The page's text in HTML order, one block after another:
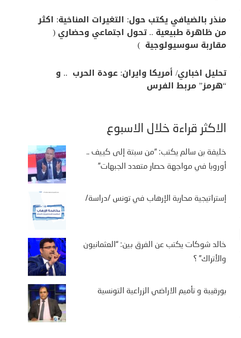
منذر بالضيافي يكتب حول: التغيرات المناخية: اكثر
من ظاهرة طبيعية .. تحول اجتماعي وحضاري (
مقاربة سوسيولوجية )
تحليل اخباري/ أمريكا وايران: عودة الحرب .. و
“هرمز” مربط الفرس
الأكثر قراءة خلال الأسبوع
خليفة بن سالم يكتب: “من سبتة إلى كييف ..
أوروبا في مواجهة حصار متعدد الجبهات”
إستراتيجية محاربة الإرهاب في تونس /دراسة/
خالد شوكات يكتب عن الفرق بين: “العثمانيون
والأتراك” ؟
بورقيبة و تأميم الاراضي الزراعية التونسية